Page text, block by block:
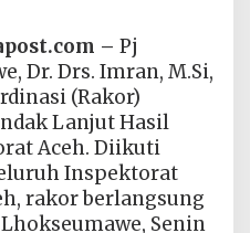
– Pj
Dr. Drs. Imran, M.Si,
(Rakor)
Lanjut Hasil
Aceh. Diikuti
Inspektorat
rakor berlangsung
Senin